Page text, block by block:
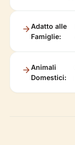
Adatto alle
Famiglie:
Animali
Domestici: